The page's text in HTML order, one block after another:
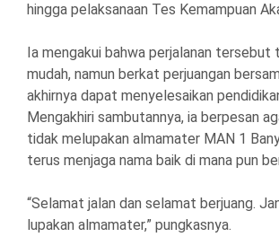
hingga pelaksanaan Tes Kemampuan
Ia mengakui bahwa perjalanan tersebut
mudah, namun berkat perjuangan
akhirnya dapat menyelesaikan
Mengakhiri sambutannya, ia berpesan
tidak melupakan almamater MAN 1
terus menjaga nama baik di mana pun
“Selamat jalan dan selamat berjuang.
lupakan almamater,” pungkasnya.